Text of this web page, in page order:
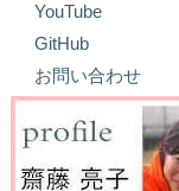
YouTube
GitHub
お問い合わせ